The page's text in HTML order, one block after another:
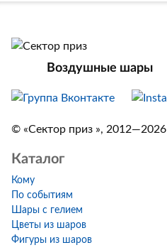
Воздушные шары
© «Сектор приз », 2012—2026
Каталог
Кому
По событиям
Шары с гелием
Цветы из шаров
Фигуры из шаров